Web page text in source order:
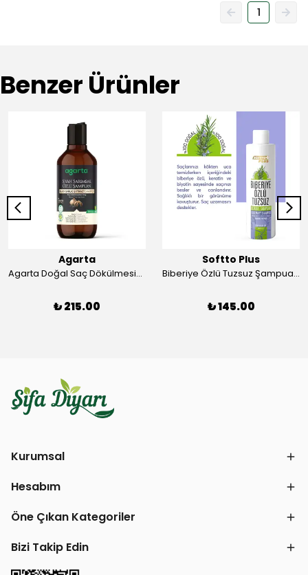
1
Benzer Ürünler
Agarta
Agarta Doğal Saç Dökülmesine Karşı Siyah Sarımsaklı Şampuan 400 ml
₺ 215.00
Softto Plus
Biberiye Özlü Tuzsuz Şampuan 250ml Softto Plus
₺ 145.00
Kurumsal
Hesabım
Öne Çıkan Kategoriler
Bizi Takip Edin